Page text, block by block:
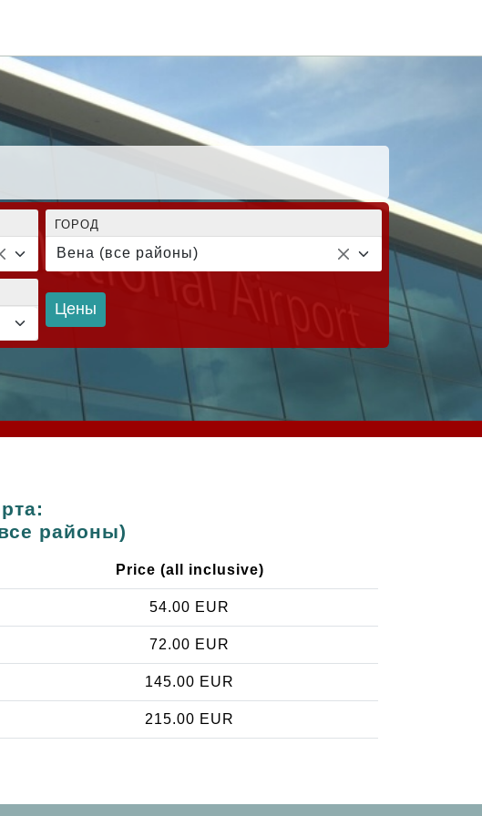
ГОРОД
Вена (все районы)
Цены
районы)
Price (all inclusive)
54.00 EUR
72.00 EUR
145.00 EUR
215.00 EUR